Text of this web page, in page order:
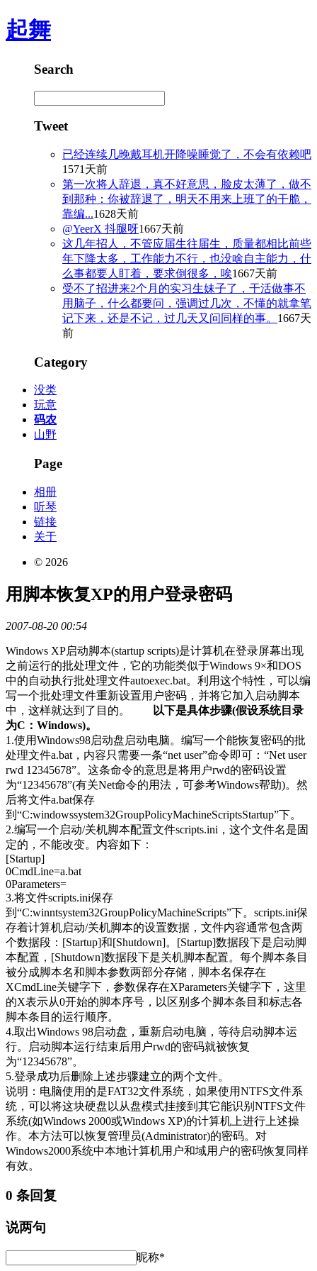
起舞
Search
Tweet
已经连续几晚戴耳机开降噪睡觉了，不会有依赖吧
1571天前
第一次将人辞退，真不好意思，脸皮太薄了，做不
到那种：你被辞退了，明天不用来上班了的干脆，
靠编...1628天前
@YeerX 抖腿呀1667天前
这几年招人，不管应届生往届生，质量都相比前些
年下降太多，工作能力不行，也没啥自主能力，什
么事都要人盯着，要求倒很多，唉1667天前
受不了招进来2个月的实习生妹子了，干活做事不
用脑子，什么都要问，强调过几次，不懂的就拿笔
记下来，还是不记，过几天又问同样的事。 1667天
前
Category
没类
玩意
码农
山野
Page
相册
听琴
链接
关于
© 2026
用脚本恢复XP的用户登录密码
2007-08-20 00:54
Windows XP启动脚本(startup scripts)是计算机在登录屏幕出现
之前运行的批处理文件，它的功能类似于Windows 9×和DOS
中的自动执行批处理文件autoexec.bat。利用这个特性，可以编
写一个批处理文件重新设置用户密码，并将它加入启动脚本
中，这样就达到了目的。
以下是具体步骤(假设系统目录
为C：Windows)。
1.使用Windows98启动盘启动电脑。编写一个能恢复密码的批
处理文件a.bat，内容只需要一条“net user”命令即可：“Net user
rwd 12345678”。这条命令的意思是将用户rwd的密码设置
为“12345678”(有关Net命令的用法，可参考Windows帮助)。然
后将文件a.bat保存
到“C:windowssystem32GroupPolicyMachineScriptsStartup”下。
2.编写一个启动/关机脚本配置文件scripts.ini，这个文件名是固
定的，不能改变。内容如下：
[Startup]
0CmdLine=a.bat
0Parameters=
3.将文件scripts.ini保存
到“C:winntsystem32GroupPolicyMachineScripts”下。scripts.ini保
存着计算机启动/关机脚本的设置数据，文件内容通常包含两
个数据段：[Startup]和[Shutdown]。[Startup]数据段下是启动脚
本配置，[Shutdown]数据段下是关机脚本配置。每个脚本条目
被分成脚本名和脚本参数两部分存储，脚本名保存在
XCmdLine关键字下，参数保存在XParameters关键字下，这里
的X表示从0开始的脚本序号，以区别多个脚本条目和标志各
脚本条目的运行顺序。
4.取出Windows 98启动盘，重新启动电脑，等待启动脚本运
行。启动脚本运行结束后用户rwd的密码就被恢复
为“12345678”。
5.登录成功后删除上述步骤建立的两个文件。
说明：电脑使用的是FAT32文件系统，如果使用NTFS文件系
统，可以将这块硬盘以从盘模式挂接到其它能识别NTFS文件
系统(如Windows 2000或Windows XP)的计算机上进行上述操
作。本方法可以恢复管理员(Administrator)的密码。对
Windows2000系统中本地计算机用户和域用户的密码恢复同样
有效。
0 条回复
说两句
昵称*